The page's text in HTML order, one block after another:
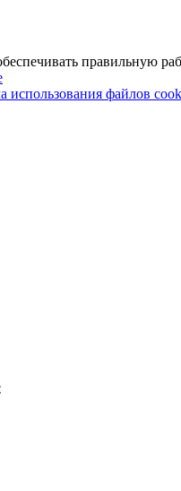
правильную
использования файлов